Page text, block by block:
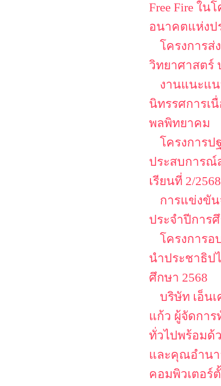
Free Fire ใ
อนาคตแห่งป
โครงการส่
วิทยาศาสตร์
งานแนะแ
นิทรรศการเ
พลพิทยาคม
โครงการ
ประสบการณ์
เรียนที่ 2/2568
การแข่งขั
ประจำปีการ
โครงการ
นำประชาธิป
ศึกษา 2568
บริษัท เอ็น
แก้ว ผู้จัดกา
ทั่วไปพร้อมด้
และคุณอำนา
คอมพิวเตอร์